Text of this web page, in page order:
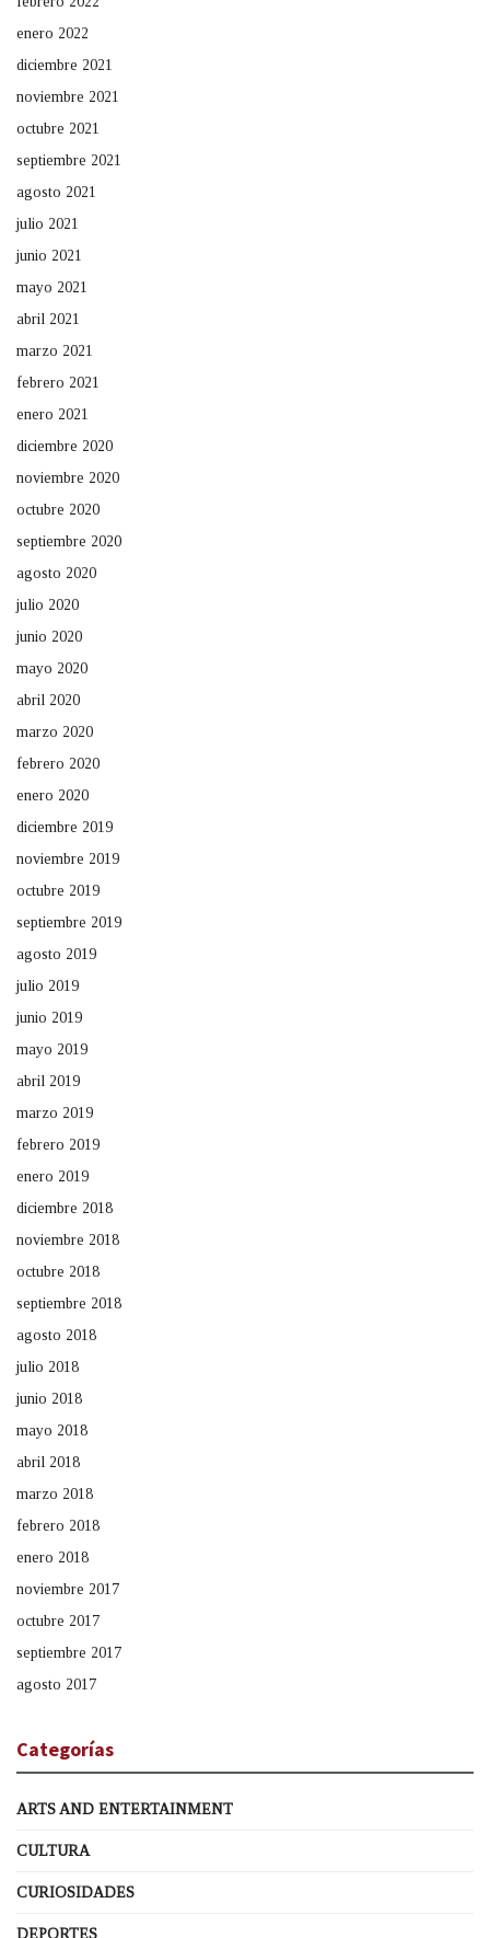
enero 2022
diciembre 2021
noviembre 2021
octubre 2021
septiembre 2021
agosto 2021
julio 2021
junio 2021
mayo 2021
abril 2021
marzo 2021
febrero 2021
enero 2021
diciembre 2020
noviembre 2020
octubre 2020
septiembre 2020
agosto 2020
julio 2020
junio 2020
mayo 2020
abril 2020
marzo 2020
febrero 2020
enero 2020
diciembre 2019
noviembre 2019
octubre 2019
septiembre 2019
agosto 2019
julio 2019
junio 2019
mayo 2019
abril 2019
marzo 2019
febrero 2019
enero 2019
diciembre 2018
noviembre 2018
octubre 2018
septiembre 2018
agosto 2018
julio 2018
junio 2018
mayo 2018
abril 2018
marzo 2018
febrero 2018
enero 2018
noviembre 2017
octubre 2017
septiembre 2017
agosto 2017
Categorías
ARTS AND ENTERTAINMENT
CULTURA
CURIOSIDADES
DEPORTES